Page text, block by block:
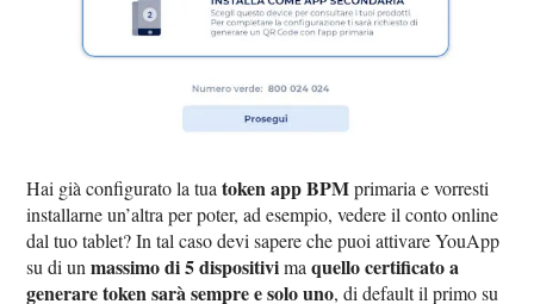
Hai già configurato la tuatoken app BPMprimaria e vorresti
installarne un’altra per poter, ad esempio, vedere il conto online
dal tuo tablet? In tal caso devi sapere che puoi attivare YouApp
su di unmassimo di 5 dispositivimaquello certificato a
generare token sarà sempre e solo uno, di default il primo su